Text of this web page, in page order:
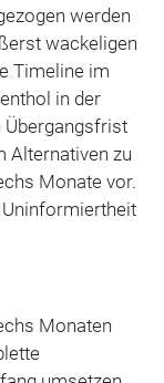
werden
wackeligen
Timeline im
in der
Übergangsfrist
Alternativen zu
Monate vor.
Monaten